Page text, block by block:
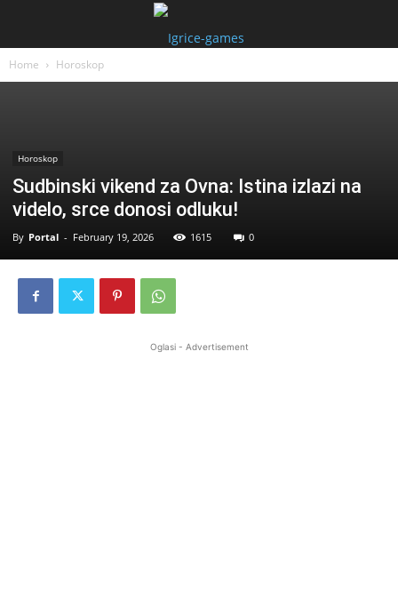
Home Horoskop
Horoskop
Sudbinski vikend za Ovna: Istina izlazi na
videlo, srce donosi odluku!
By Portal - February 19, 2026 1615 0
Oglasi - Advertisement